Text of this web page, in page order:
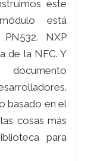
este
está
NXP
de la NFC. Y
basado en el
cosas más
para